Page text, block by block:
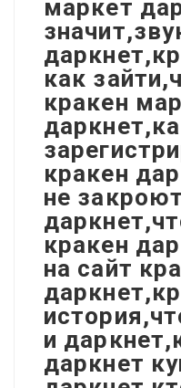
маркет
как
кракен
кракен
не
кракен
на сайт
и
даркнет